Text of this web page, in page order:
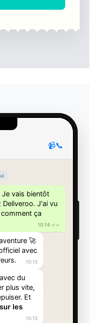
📹📞
Je vais bientôt
J'ai vu
ça
10:14 ✓✓
🚀
avec
10:15
du
plus vite,
Et
les
10:15